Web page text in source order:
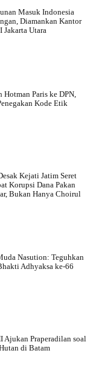
Masuk Indonesia
Diamankan Kantor
Jakarta Utara
Hotman Paris ke DPN,
Kode Etik
Kejati Jatim Seret
Korupsi Dana Pakan
Bukan Hanya Choirul
Nasution: Teguhkan
Adhyaksa ke-66
Ajukan Praperadilan soal
di Batam